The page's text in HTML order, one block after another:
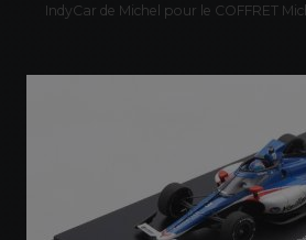
IndyCar de Michel pour le COFFRET